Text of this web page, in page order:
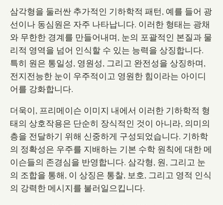
삼각형을 둘러싼 추가적인 기하학적 패턴, 예를 들어 광
선이나 동심원은 자주 나타납니다. 이러한 형태는 광채
와 무한한 경계를 만들어내며, 눈의 포괄적인 본질과 물
리적 영역을 넘어 인식할 수 있는 능력을 상징합니다.
특히 원은 통일성, 영원성, 그리고 완전성을 상징하며,
전지전능한 눈이 우주적이고 영원한 힘이라는 아이디
어를 강화합니다.
더욱이, 프리메이슨 이미지 내에서 이러한 기하학적 형
태의 상호작용은 단순히 장식적인 것이 아니라, 의미의
층을 전달하기 위해 신중하게 구성되었습니다. 기하학
의 정확성은 우주를 지배하는 기본 수학 원칙에 대한 메
이슨들의 존경심을 반영합니다. 삼각형, 원, 그리고 눈
의 조합을 통해, 이 상징은 통찰, 보호, 그리고 영적 인식
의 강력한 메시지를 불러일으킵니다.